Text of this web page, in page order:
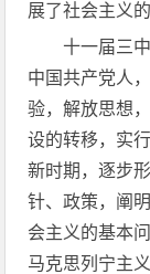
展了社会主义
十一届三
中国共产党人
验，解放思想
设的转移，实
新时期，逐步
针、政策，阐
会主义的基本
马克思列宁主